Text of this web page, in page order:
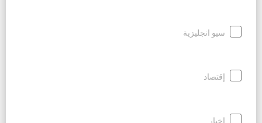
سيو انجليزية
إقتصاد
اخبار